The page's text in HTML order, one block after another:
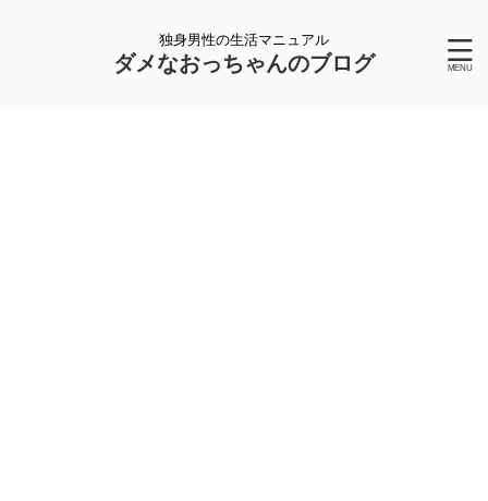
独身男性の生活マニュアル
ダメなおっちゃんのブログ